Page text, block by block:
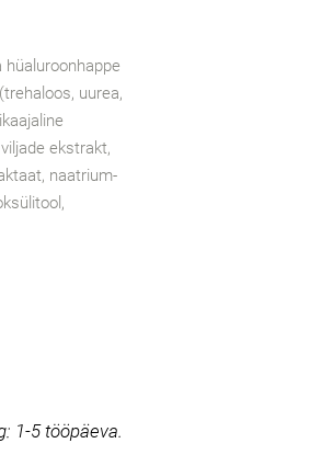
uurea,
ekstrakt,
naatrium-
1-5 tööpäeva.